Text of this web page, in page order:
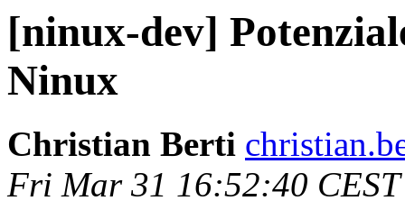
[ninux-dev]
Ninux
Christian Berti
Fri Mar 31 16:52:40